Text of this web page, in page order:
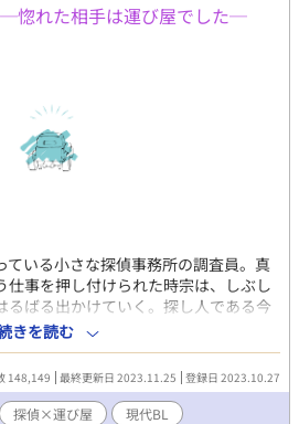
惚れた相手は運び屋でした─
いる小さな探偵事務所の調査員。真
仕事を押し付けられた時宗は、しぶし
るばる出かけていく。探し人である今
隣室の住人と出会った時宗は、彼に一
、極寒の地で凍えそうになった時宗
し人を待たせてもらえることに。どう
実は彼こそ── 探偵事務所調査員×
断ドライブ。２人は色々邪魔されな
きを読む
148,149 最終更新日 2023.11.25 登録日 2023.10.27
探偵×運び屋
現代BL